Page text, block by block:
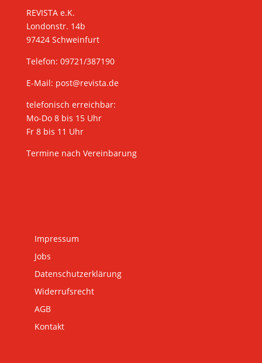
REVISTA e.K.
Londonstr. 14b
97424 Schweinfurt
Telefon: 09721/387190
E-Mail: post@revista.de
telefonisch erreichbar:
Mo-Do 8 bis 15 Uhr
Fr 8 bis 11 Uhr
Termine nach Vereinbarung
Impressum
Jobs
Datenschutzerklärung
Widerrufsrecht
AGB
Kontakt